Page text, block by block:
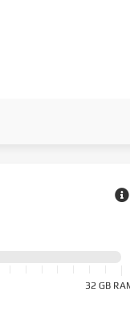
32 GB